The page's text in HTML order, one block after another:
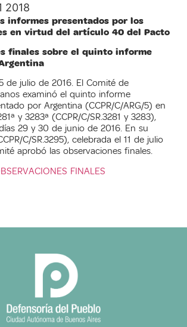
2018
informes presentados por los
en virtud del artículo 40 del Pacto
finales sobre el quinto informe
de julio de 2016. El Comité de
examinó el quinto informe
por Argentina (CCPR/C/ARG/5) en
y 3283ª (CCPR/C/SR.3281 y 3283),
29 y 30 de junio de 2016. En su
C/SR.3295), celebrada el 11 de julio
aprobó las observaciones finales.
FINALES